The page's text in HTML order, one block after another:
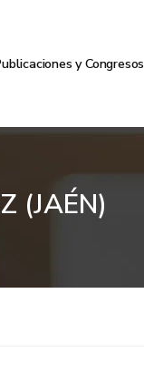
y Congresos
(JAÉN)